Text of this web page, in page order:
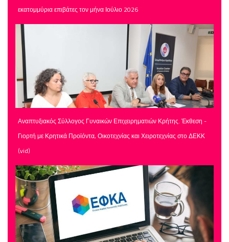
εκατομμύρια επιβάτες τον μήνα Ιούλιο 2026
Αναπτυξιακός Σύλλογος Γυναικών Επιχειρηματιών Κρήτης. Έκθεση -
Γιορτή με Κρητικά Προϊόντα, Οικοτεχνίας και Χειροτεχνίας στο ΔΕΚΚ
(vid)